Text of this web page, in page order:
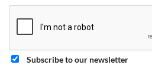
Subscribe to our newsletter